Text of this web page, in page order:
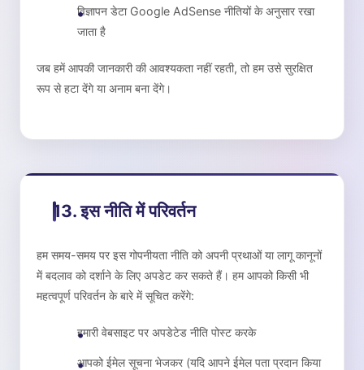
विज्ञापन डेटा Google AdSense नीतियों के अनुसार रखा
जाता है
जब हमें आपकी जानकारी की आवश्यकता नहीं रहती, तो हम उसे सुरक्षित
रूप से हटा देंगे या अनाम बना देंगे।
13. इस नीति में परिवर्तन
हम समय-समय पर इस गोपनीयता नीति को अपनी प्रथाओं या लागू कानूनों
में बदलाव को दर्शाने के लिए अपडेट कर सकते हैं। हम आपको किसी भी
महत्वपूर्ण परिवर्तन के बारे में सूचित करेंगे:
हमारी वेबसाइट पर अपडेटेड नीति पोस्ट करके
आपको ईमेल सूचना भेजकर (यदि आपने ईमेल पता प्रदान किया